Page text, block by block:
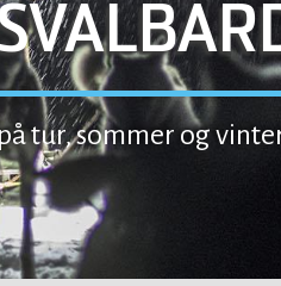
tur, sommer og